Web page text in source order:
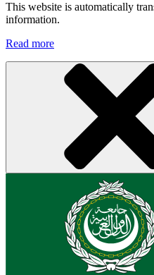
This website is automatically
information.
Read more